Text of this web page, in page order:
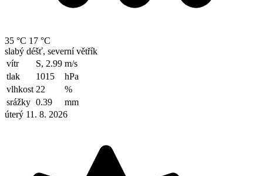
35 °C 17 °C
slabý déšť, severní větřík
vítr
S, 2.99 m/s
tlak
1015
hPa
vlhkost 22
%
srážky 0.39
mm
úterý 11. 8. 2026